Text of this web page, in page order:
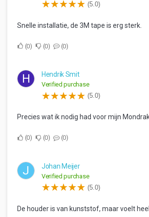
(5.0)
Snelle installatie, de 3M tape is erg sterk.
0 0 0
H Hendrik Smit
Verified purchase
(5.0)
Precies wat ik nodig had voor mijn
0 0 0
J Johan Meijer
Verified purchase
(5.0)
De houder is van kunststof, maar voelt